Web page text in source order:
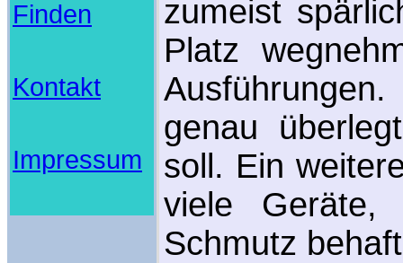
Finden
Kontakt
Impressum
zumeist
Platz
genau
soll. Ein
viele Geräte,
Schmutz